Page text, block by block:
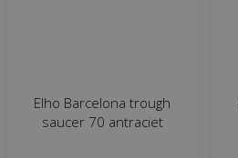
Elho Barcelona trough
saucer 70 antraciet